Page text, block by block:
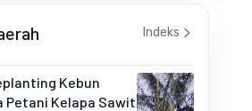
Indeks
Kebun
Petani Kelapa Sawit